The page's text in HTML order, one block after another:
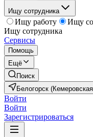
Ищу сотрудника
Ищу работу
Ищу
Ищу сотрудника
Сервисы
Помощь
Ещё
Поиск
Белогорск
Войти
Войти
Зарегистрироваться